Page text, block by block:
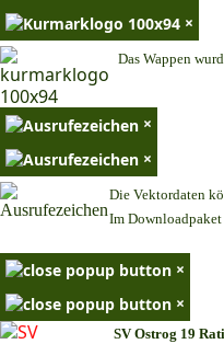
×
Das Wappen
×
×
Die Vektordaten
Im Downloadpaket
×
×
SV Ostrog 19